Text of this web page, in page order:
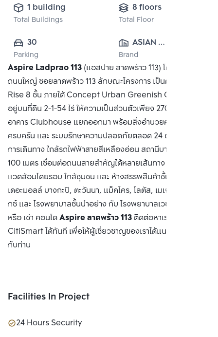
1 building
Total Buildings
8 floors
Total Floor
30
Parking
ASIAN
PROPERTY
CO.,LTD.
Brand
Aspire Ladprao 113(แอสปาย ลาดพร้าว 113) โครงการติด
ถนนใหญ่ ซอยลาดพร้าว 113 ลักษณะโครงการ เป็นคอนโด Low-
Rise 8 ชั้น ภายใต้ Concept Urban Greenish Garden ตั้ง
อยู่บนที่ดิน 2-1-54 ไร่ ให้ความเป็นส่วนตัวเพียง 270 ยูนิต มี
อาคาร Clubhouse แยกออกมา พร้อมสิ่งอำนวยความสะดวก
ครบครัน และ ระบบรักษาความปลอดภัยตลอด 24 ชม. สะดวกทุก
การเดินทาง ใกล้รถไฟฟ้าสายสีเหลืองอ่อน สถานีบางกะปิ เพียง
100 เมตร เชื่อมต่อถนนสายสำคัญได้หลายเส้นทาง สภาพ
แวดล้อมโดยรอบ ใกล้ชุมชน และ ห้างสรรพสินค้าชั้นนำ อย่าง
เดอะมอลล์ บางกะปิ, ตะวันนา, แม็คโคร, โลตัส, เมเจอร์ ซีนีเพล็
กซ์ และ โรงพยาบาลชั้นนำอย่าง กับ โรงพยาบาลเวชธานี ซื้อ ขาย
หรือ เช่า คอนโดAspire ลาดพร้าว 113ติดต่อหาเรา Bangkok
CitiSmart ได้ทันที เพื่อให้ผู้เชี่ยวชาญของเราได้แนะนำคอนโดให้
กับท่าน
Facilities In Project
24 Hours Security